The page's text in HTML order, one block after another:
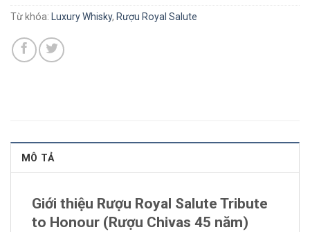
Từ khóa: Luxury Whisky, Rượu Royal Salute
MÔ TẢ
Giới thiệu Rượu Royal Salute Tribute
to Honour (Rượu Chivas 45 năm)